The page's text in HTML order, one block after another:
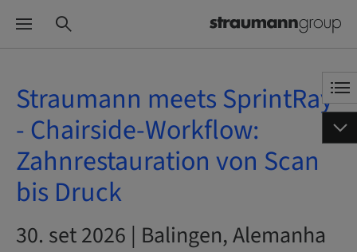
Straumann meets SprintRay
- Chairside-Workflow:
Zahnrestauration von Scan
bis Druck
30. set 2026 | Balingen, Alemanha